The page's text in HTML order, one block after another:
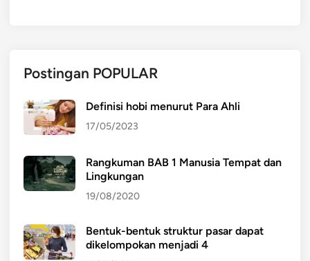
Postingan POPULAR
Definisi hobi menurut Para Ahli
17/05/2023
Rangkuman BAB 1 Manusia Tempat dan
Lingkungan
19/08/2020
Bentuk-bentuk struktur pasar dapat
dikelompokan menjadi 4